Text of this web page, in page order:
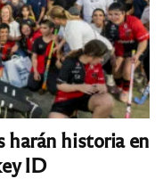
harán historia en
ID